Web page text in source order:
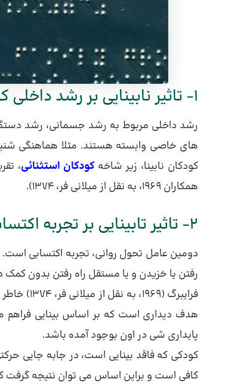
1- تاثیر نابینایی بر رشد داخلی کودک
رشد داخلی مربوط به رشد جسمانی، رشد
کودکان نابینا، زیر شاخهکودکان استثنائی
همکاران 1969، به نقل از میلانی فر، 1374).
2- تاثیر تابینایی بر تجربه اکتسابی
دومین عامل تحول روانی، تجربه اکتسابی
رفتن یا خزیدن و یا مستقل راه رفتن بدون
فرایبرگ
هدف دیداری است که بر اساس بینایی فراهم
پایداری شی در اون بوجود آمده باشد.
کودکی که فاقد بینایی است، در جابه جایی
کافی است و براین اساس می توان نتیجه گرفت